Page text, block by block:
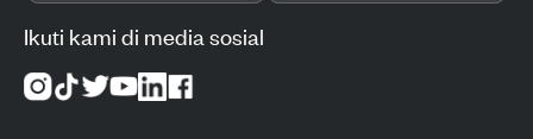
Ikuti kami di media sosial